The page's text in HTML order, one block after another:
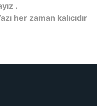
.
her zaman kalıcıdır